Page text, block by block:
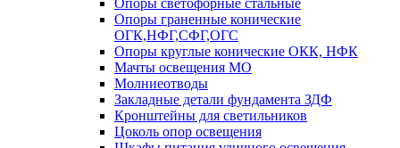
Опоры граненные конические
ОГК,НФГ,СФГ,ОГС
Опоры круглые конические ОКК, НФК
Мачты освещения МО
Молниеотводы
Закладные детали фундамента ЗДФ
Кронштейны для светильников
Цоколь опор освещения